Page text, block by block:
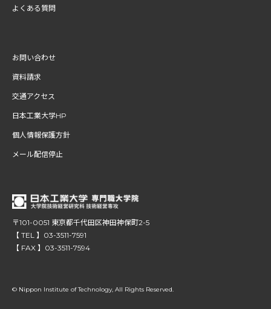
よくある質問
お問い合わせ
資料請求
交通アクセス
日本工業大学HP
個人情報保護方針
メール配信停止
〒101-0051 東京都千代田区神田神保町2-5
【 TEL 】03-3511-7591
【 FAX 】03-3511-7594
© Nippon Institute of Technology, All Rights Reserved.